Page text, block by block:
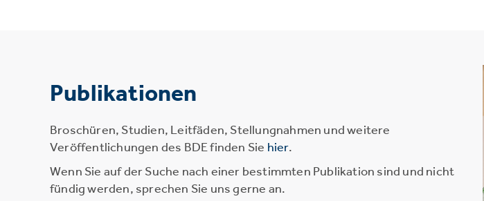
Publikationen
Broschüren, Studien, Leitfäden, Stellungnahmen und weitere
Veröffentlichungen des BDE finden Sie hier.
Wenn Sie auf der Suche nach einer bestimmten Publikation sind und nicht
fündig werden, sprechen Sie uns gerne an.